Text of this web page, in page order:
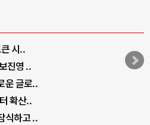
시..
진영 ..
운 글로..
확산..
식하고 ..